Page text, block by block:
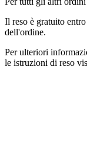
Il reso è gratuito
dell'ordine.
Per ulteriori
le istruzioni di reso